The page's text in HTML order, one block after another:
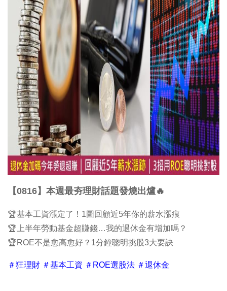
【0816】本週最夯理財話題發燒出爐🔥
🏆基本工資漲定了！1圖回顧近5年你的薪水漲痕
🏆上半年勞動基金超賺錢…我的退休金有增加嗎？
🏆ROE不是愈高愈好？1分鐘聰明挑股3大要訣
＃狂理財 ＃基本工資 ＃ROE選股法 ＃退休金